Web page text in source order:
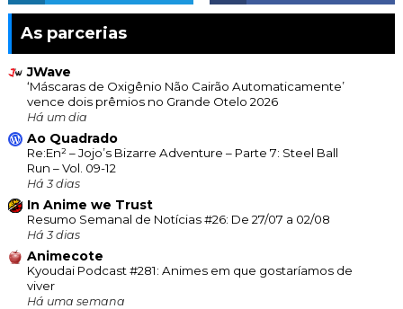
As parcerias
JWave
‘Máscaras de Oxigênio Não Cairão Automaticamente’
vence dois prêmios no Grande Otelo 2026
Há um dia
Ao Quadrado
Re:En² – Jojo’s Bizarre Adventure – Parte 7: Steel Ball
Run – Vol. 09-12
Há 3 dias
In Anime we Trust
Resumo Semanal de Notícias #26: De 27/07 a 02/08
Há 3 dias
Animecote
Kyoudai Podcast #281: Animes em que gostaríamos de
viver
Há uma semana